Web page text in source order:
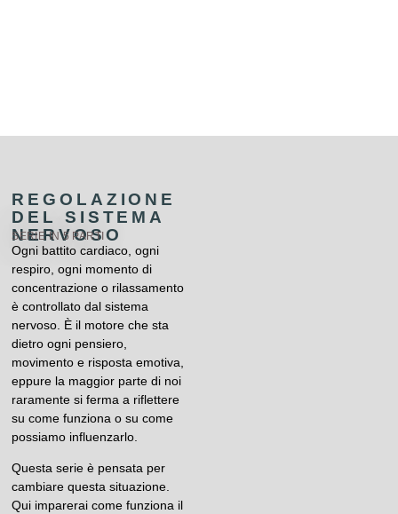
REGOLAZIONE
DEL SISTEMA
NERVOSO
SERIE IN 5 PARTI
Ogni battito cardiaco, ogni
respiro, ogni momento di
concentrazione o rilassamento
è controllato dal sistema
nervoso. È il motore che sta
dietro ogni pensiero,
movimento e risposta emotiva,
eppure la maggior parte di noi
raramente si ferma a riflettere
su come funziona o su come
possiamo influenzarlo.
Questa serie è pensata per
cambiare questa situazione.
Qui imparerai come funziona il